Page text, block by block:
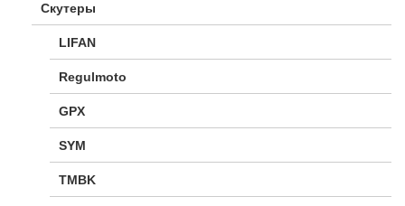
Скутеры
LIFAN
Regulmoto
GPX
SYM
TMBK